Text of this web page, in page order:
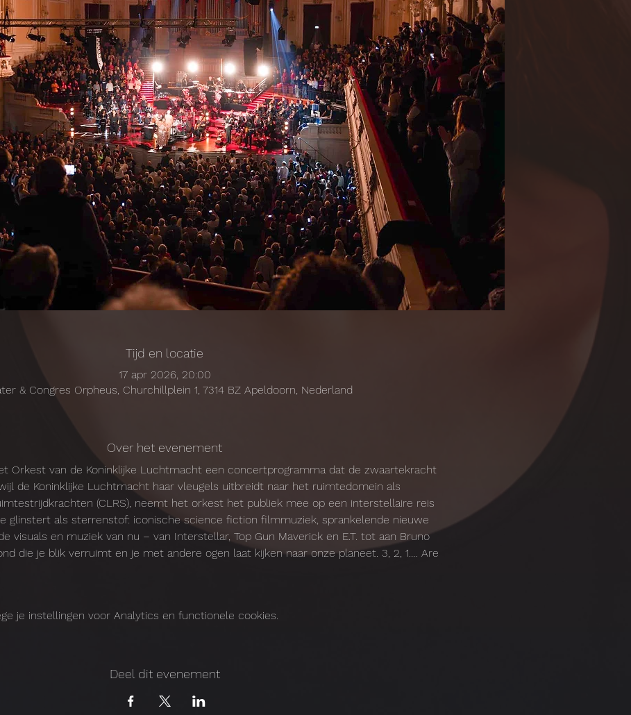
Tijd en locatie
17 apr 2026, 20:00
& Congres Orpheus, Churchillplein 1, 7314 BZ Apeldoorn, Nederland
Over het evenement
Orkest van de Koninklijke Luchtmacht een concertprogramma dat de zwaartekracht
de Koninklijke Luchtmacht haar vleugels uitbreidt naar het ruimtedomein als
(CLRS), neemt het orkest het publiek mee op een interstellaire reis
glinstert als sterrenstof: iconische science fiction filmmuziek, sprankelende nieuwe
visuals en muziek van nu – van Interstellar, Top Gun Maverick en E.T. tot aan Bruno
die je blik verruimt en je met andere ogen laat kijken naar onze planeet. 3, 2, 1…. Are
je instellingen voor Analytics en functionele cookies.
Deel dit evenement